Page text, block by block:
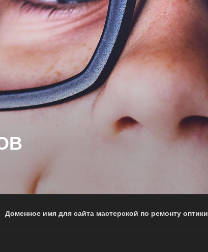
Доменное имя для сайта мастерской по ремонту оптики